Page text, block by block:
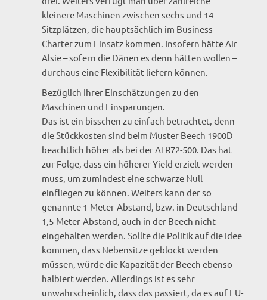
kleinere Maschinen zwischen sechs und 14
Sitzplätzen, die hauptsächlich im Business-
Charter zum Einsatz kommen. Insofern hätte Air
Alsie – sofern die Dänen es denn hätten wollen –
durchaus eine Flexibilität liefern können.
Bezüglich Ihrer Einschätzungen zu den
Maschinen und Einsparungen.
Das ist ein bisschen zu einfach betrachtet, denn
die Stückkosten sind beim Muster Beech 1900D
beachtlich höher als bei der ATR72-500. Das hat
zur Folge, dass ein höherer Yield erzielt werden
muss, um zumindest eine schwarze Null
einfliegen zu können. Weiters kann der so
genannte 1-Meter-Abstand, bzw. in Deutschland
1,5-Meter-Abstand, auch in der Beech nicht
eingehalten werden. Sollte die Politik auf die Idee
kommen, dass Nebensitze geblockt werden
müssen, würde die Kapazität der Beech ebenso
halbiert werden. Allerdings ist es sehr
unwahrscheinlich, dass das passiert, da es auf EU-